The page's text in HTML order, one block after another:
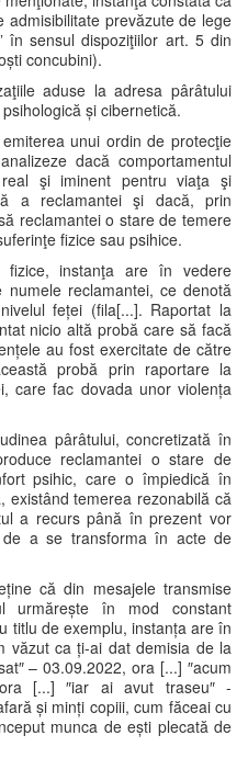
prevăzute de lege
în sensul dispoziţiilor art. 5 din
concubini).
aduse la adresa pârâtului
și cibernetică.
unui ordin de protecţie
dacă comportamentul
şi iminent pentru viaţa şi
a reclamantei şi dacă, prin
reclamantei o stare de temere
fizice sau psihice.
fizice, instanţa are în vedere
numele reclamantei, ce denotă
feței (fila[...]. Raportat la
nicio altă probă care să facă
au fost exercitate de către
probă prin raportare la
care fac dovada unor violența
pârâtului, concretizată în
reclamantei o stare de
psihic, care o împiedică în
existând temerea rezonabilă că
a recurs până în prezent vor
de a se transforma în acte de
că din mesajele transmise
urmărește în mod constant
titlu de exemplu, instanța are în
văzut ca ți-ai dat demisia de la
– 03.09.2022, ora [...] ″acum
[...] ″iar ai avut traseu″ -
și minți copiii, cum făceai cu
munca de ești plecată de